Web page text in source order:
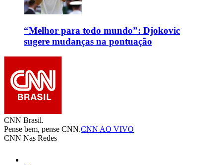
“Melhor para todo mundo”: Djokovic
sugere mudanças na pontuação
CNN Brasil.
Pense bem, pense CNN.CNN AO VIVO
CNN Nas Redes